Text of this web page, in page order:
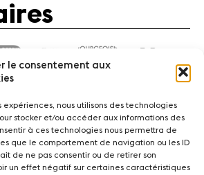
le consentement aux
expériences, nous utilisons des technologies
stocker et/ou accéder aux informations des
à ces technologies nous permettra de
que le comportement de navigation ou les ID
de ne pas consentir ou de retirer son
un effet négatif sur certaines caractéristiques
Bénévoles Médiation